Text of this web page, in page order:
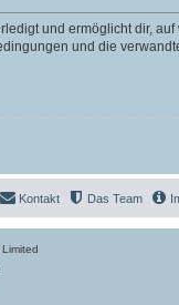
und ermöglicht dir,
und die
Das Team
Kontakt